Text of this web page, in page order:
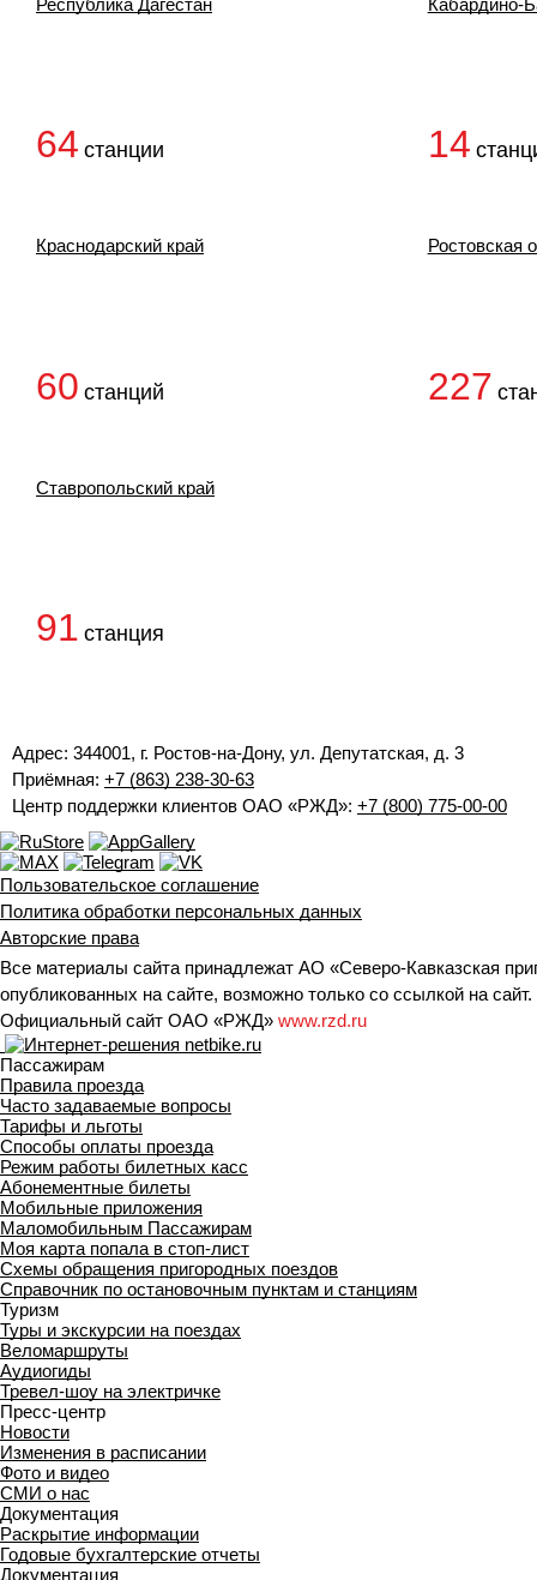
Республика Дагестан
64 станции
Кабардино-
14
Краснодарский край
60 станций
Ростовская
227
Ставропольский край
91 станция
Адрес: 344001, г. Ростов-на-Дону, ул. Депутатская, д. 3
Приёмная: +7 (863) 238-30-63
Центр поддержки клиентов ОАО «РЖД»: +7 (800) 775-00-00
Пользовательское соглашение
Политика обработки персональных данных
Авторские права
Все материалы сайта принадлежат АО «Северо-Кавказская
опубликованных на сайте, возможно только со ссылкой на сайт.
Официальный сайт ОАО «РЖД» www.rzd.ru
Пассажирам
Правила проезда
Часто задаваемые вопросы
Тарифы и льготы
Способы оплаты проезда
Режим работы билетных касс
Абонементные билеты
Мобильные приложения
Маломобильным Пассажирам
Моя карта попала в стоп-лист
Cхемы обращения пригородных поездов
Справочник по остановочным пунктам и станциям
Туризм
Туры и экскурсии на поездах
Веломаршруты
Аудиогиды
Тревел-шоу на электричке
Пресс-центр
Новости
Изменения в расписании
Фото и видео
СМИ о нас
Документация
Раскрытие информации
Годовые бухгалтерские отчеты
Документация